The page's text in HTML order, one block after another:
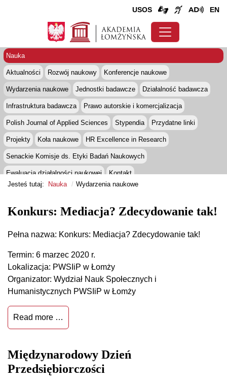
USOS EN
Nauka
Aktualności Rozwój naukowy Konferencje naukowe
Wydarzenia naukowe Jednostki badawcze Działalność badawcza
Infrastruktura badawcza Prawo autorskie i komercjalizacja
Polish Journal of Applied Sciences Stypendia Przydatne linki
Projekty Koła naukowe HR Excellence in Research
Senackie Komisje ds. Etyki Badań Naukowych
Ewaluacja działalności naukowej
Kontakt
Jesteś tutaj: Nauka Wydarzenia naukowe
Konkurs: Mediacja? Zdecydowanie tak!
Pełna nazwa: Konkurs: Mediacja? Zdecydowanie tak!
Termin: 6 marzec 2020 r.
Lokalizacja: PWSIiP w Łomży
Organizator: Wydział Nauk Społecznych i
Humanistycznych PWSIiP w Łomży
Read more …
Międzynarodowy Dzień
Przedsiębiorczości